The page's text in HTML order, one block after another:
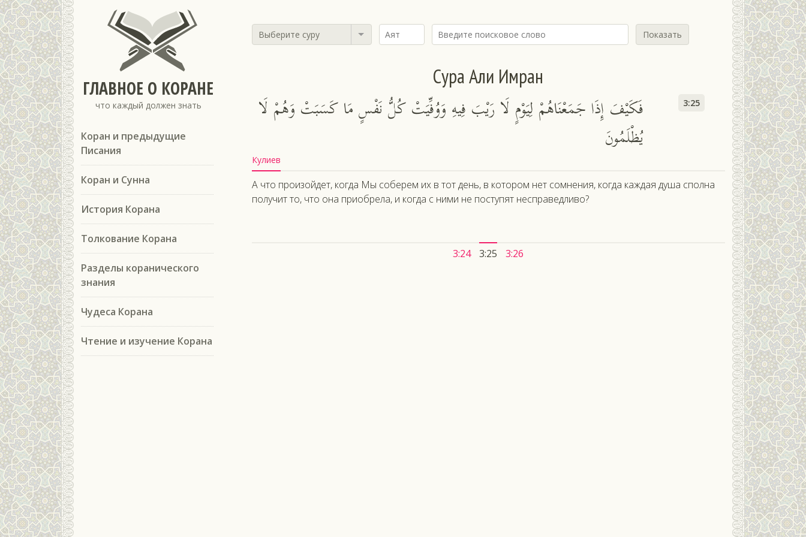
ГЛАВНОЕ О КОРАНЕ
что каждый должен знать
Коран и предыдущие
Писания
Коран и Сунна
История Корана
Толкование Корана
Разделы коранического
знания
Чудеса Корана
Чтение и изучение Корана
Выберите суру Показать
Сура Али Имран
فَكَيْفَ إِذَا جَمَعْنَاهُمْ لِيَوْمٍ لَا رَيْبَ فِيهِ وَوُفِّيَتْ كُلُّ نَفْسٍ مَا كَسَبَتْ وَهُمْ لَا
يُظْلَمُونَ
3:25
Кулиев
А что произойдет, когда Мы соберем их в тот день, в котором нет сомнения, когда каждая душа сполна
получит то, что она приобрела, и когда с ними не поступят несправедливо?
3:24 3:25 3:26